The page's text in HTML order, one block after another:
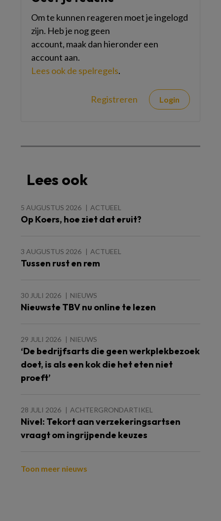
Om te kunnen reageren moet je ingelogd
zijn. Heb je nog geen
account, maak dan hieronder een
account aan.
Lees ook de spelregels.
Registreren Login
Lees ook
5 AUGUSTUS 2026 ACTUEEL
Op Koers, hoe ziet dat eruit?
3 AUGUSTUS 2026 ACTUEEL
Tussen rust en rem
30 JULI 2026 NIEUWS
Nieuwste TBV nu online te lezen
29 JULI 2026 NIEUWS
‘De bedrijfsarts die geen werkplekbezoek
doet, is als een kok die het eten niet
proeft’
28 JULI 2026 ACHTERGRONDARTIKEL
Nivel: Tekort aan verzekeringsartsen
vraagt om ingrijpende keuzes
Toon meer nieuws